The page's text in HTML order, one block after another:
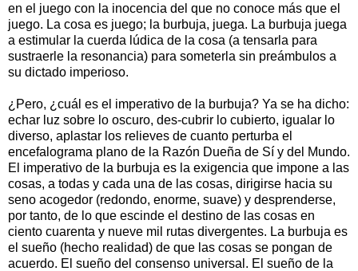
en el juego con la inocencia del que no conoce más que el
juego. La cosa es juego; la burbuja, juega. La burbuja juega
a estimular la cuerda lúdica de la cosa (a tensarla para
sustraerle la resonancia) para someterla sin preámbulos a
su dictado imperioso.
¿Pero, ¿cuál es el imperati­vo de la burbuja? Ya se ha dicho:
echar luz sobre lo oscuro, des-cubrir lo cubierto, igualar lo
diverso, aplastar los relieves de cuanto perturba el
encefalograma plano de la Razón Dueña de Sí y del Mundo.
El imperativo de la burbuja es la exigencia que impone a las
cosas, a todas y cada una de las cosas, dirigirse hacia su
seno acogedor (redondo, enorme, suave) y desprenderse,
por tanto, de lo que escinde el destino de las cosas en
ciento cuarenta y nueve mil rutas divergen­tes. La burbuja es
el sueño (hecho realidad) de que las cosas se pongan de
acuerdo. El sueño del consenso universal. El sueño de la